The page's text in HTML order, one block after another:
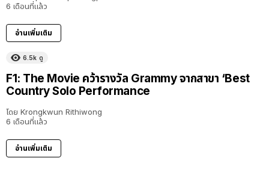
6 เดือนที่แล้ว
อ่านเพิ่มเติม
6.5k ดู
F1: The Movie คว้ารางวัล Grammy จากสาขา ‘Best
Country Solo Performance
โดย Krongkwun Rithiwong
6 เดือนที่แล้ว
อ่านเพิ่มเติม